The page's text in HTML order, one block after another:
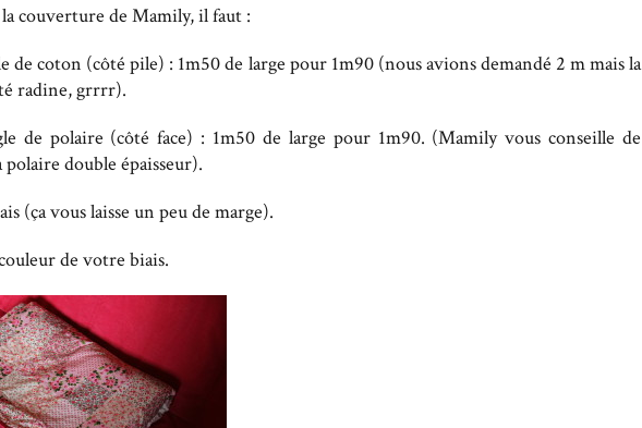
couverture de Mamily, il faut :
de coton (côté pile) : 1m50 de large pour 1m90 (nous avions demandé 2 m mais la
radine, grrrr).
de polaire (côté face) : 1m50 de large pour 1m90. (Mamily vous conseille de
double épaisseur).
(ça vous laisse un peu de marge).
de votre biais.